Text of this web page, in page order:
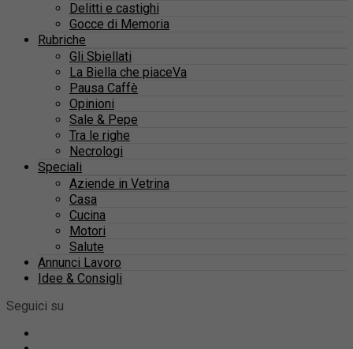
Delitti e castighi
Gocce di Memoria
Rubriche
Gli Sbiellati
La Biella che piaceVa
Pausa Caffè
Opinioni
Sale & Pepe
Tra le righe
Necrologi
Speciali
Aziende in Vetrina
Casa
Cucina
Motori
Salute
Annunci Lavoro
Idee & Consigli
Seguici su